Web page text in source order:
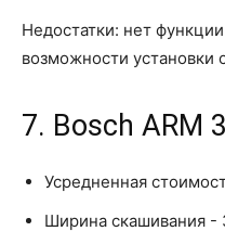
Недостатки: нет
возможности установки
7. Bosch ARM
Усредненная
Ширина скашивания -